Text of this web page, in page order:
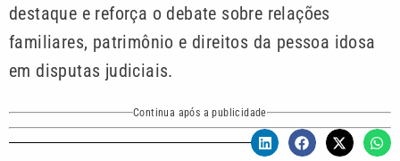
destaque e reforça o debate sobre relações
familiares, patrimônio e direitos da pessoa idosa
em disputas judiciais.
Continua após a publicidade